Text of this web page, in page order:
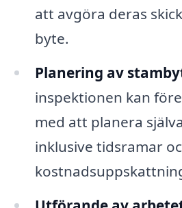
att avgöra deras
byte.
Planering av
inspektionen kan
med att planera
inklusive tidsramar